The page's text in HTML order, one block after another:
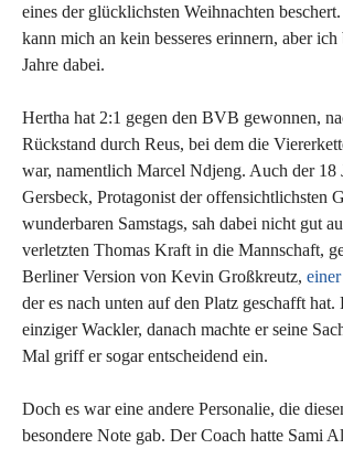
eines der glücklichsten Weihnachten
kann mich an kein besseres erinnern, aber
Jahre dabei.
Hertha hat 2:1 gegen den BVB gewonnen,
Rückstand durch Reus, bei dem die
war, namentlich Marcel Ndjeng. Auch der 18
Gersbeck, Protagonist der offensichtlichsten
wunderbaren Samstags, sah dabei nicht gut
verletzten Thomas Kraft in die Mannschaft,
Berliner Version von Kevin Großkreutz,
der es nach unten auf den Platz geschafft hat.
einziger Wackler, danach machte er seine
Mal griff er sogar entscheidend ein.
Doch es war eine andere Personalie, die
besondere Note gab. Der Coach hatte Sami